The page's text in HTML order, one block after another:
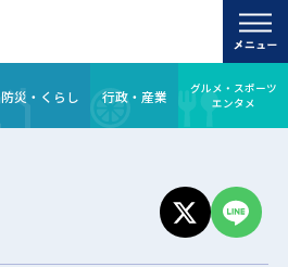
防災・くらし 行政・産業
グルメ・スポーツ
エンタメ